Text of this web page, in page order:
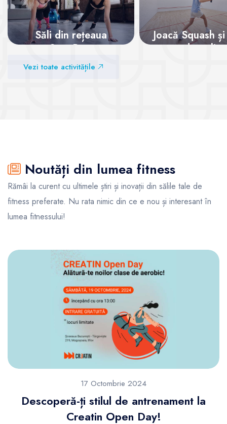
Săli din rețeaua
SanoPass
Joacă Squash
adrenalina
Vezi toate activitățile
Noutăți din lumea fitness
Rămâi la curent cu ultimele știri și inovații din sălile tale de
fitness preferate. Nu rata nimic din ce e nou și interesant în
lumea fitnessului!
17 Octombrie 2024
Descoperă-ți stilul de antrenament la
Creatin Open Day!